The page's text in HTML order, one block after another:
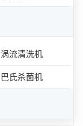
涡流清洗机
巴氏杀菌机